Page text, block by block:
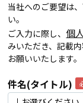
当社へのご要望は
い。
ご入力に際し、 個
みいただき、記載
お願いいたします。
件名(タイトル)